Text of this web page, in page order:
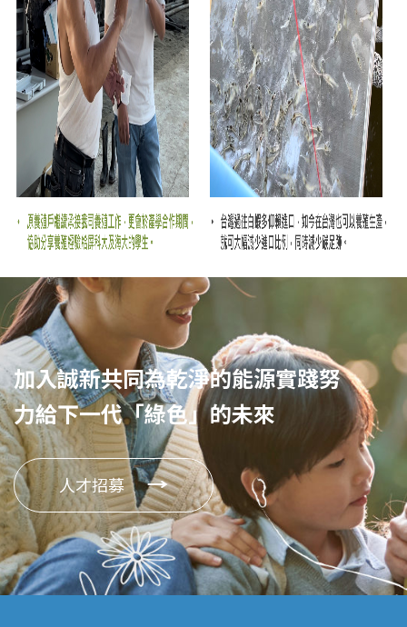
聯絡我們
加入誠新共同為乾淨的能源實踐努
力給下一代「綠色」的未來
人才招募